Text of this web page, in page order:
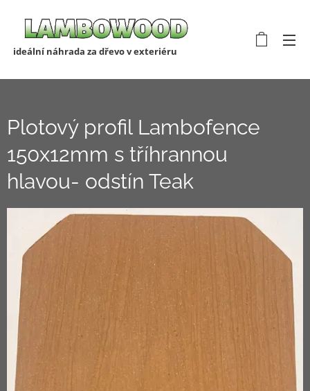
ideální náhrada za dřevo v exteriéru
Plotový profil Lambofence
150x12mm s tříhrannou
hlavou- odstín Teak